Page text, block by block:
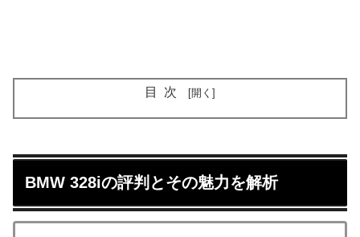
目次
BMW 328iの評判とその魅力を解析